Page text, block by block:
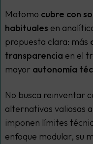
Matomo cubre con
habituales en
propuesta clara: más
transparencia en el
mayor autonomía
No busca reinventar
alternativas valiosas
imponen límites
enfoque modular, su